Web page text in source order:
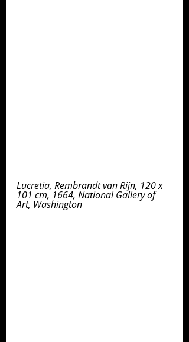
Lucretia, Rembrandt van Rijn, 120 x
101 cm, 1664, National Gallery of
Art, Washington